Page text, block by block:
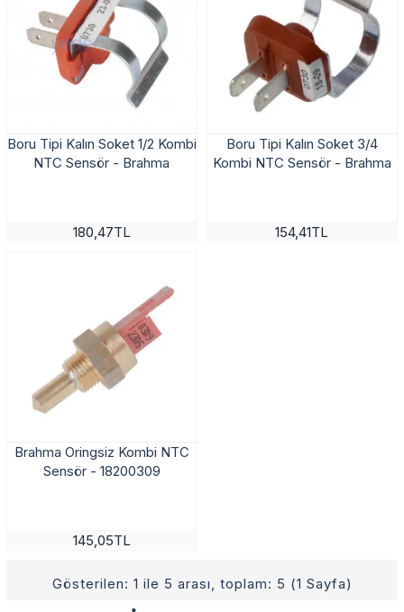
Boru Tipi Kalın Soket 1/2 Kombi
NTC Sensör - Brahma
180,47TL
Boru Tipi Kalın Soket 3/4
Kombi NTC Sensör - Brahma
154,41TL
Brahma Oringsiz Kombi NTC
Sensör - 18200309
145,05TL
Gösterilen: 1 ile 5 arası, toplam: 5 (1 Sayfa)